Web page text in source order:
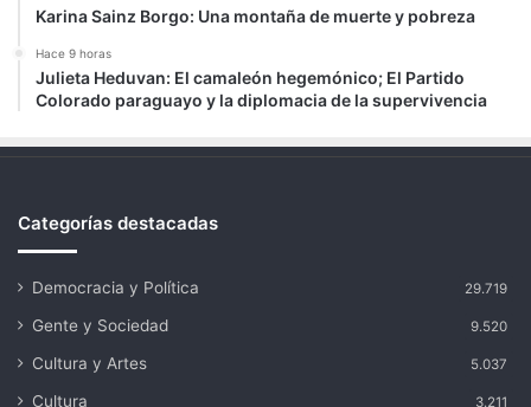
Karina Sainz Borgo: Una montaña de muerte y pobreza
Hace 9 horas
Julieta Heduvan: El camaleón hegemónico; El Partido
Colorado paraguayo y la diplomacia de la supervivencia
Categorías destacadas
Democracia y Política 29.719
Gente y Sociedad 9.520
Cultura y Artes 5.037
Cultura 3.211